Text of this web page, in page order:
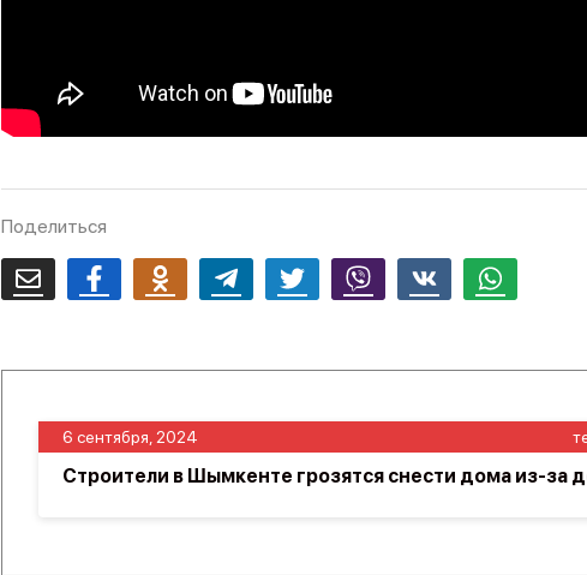
Поделиться
Email FacebookOdnoklassnikiTelegram Twitter Viber Whatsapp
6 сентября, 2024
Строители в Шымкенте грозятся снести дома из-за